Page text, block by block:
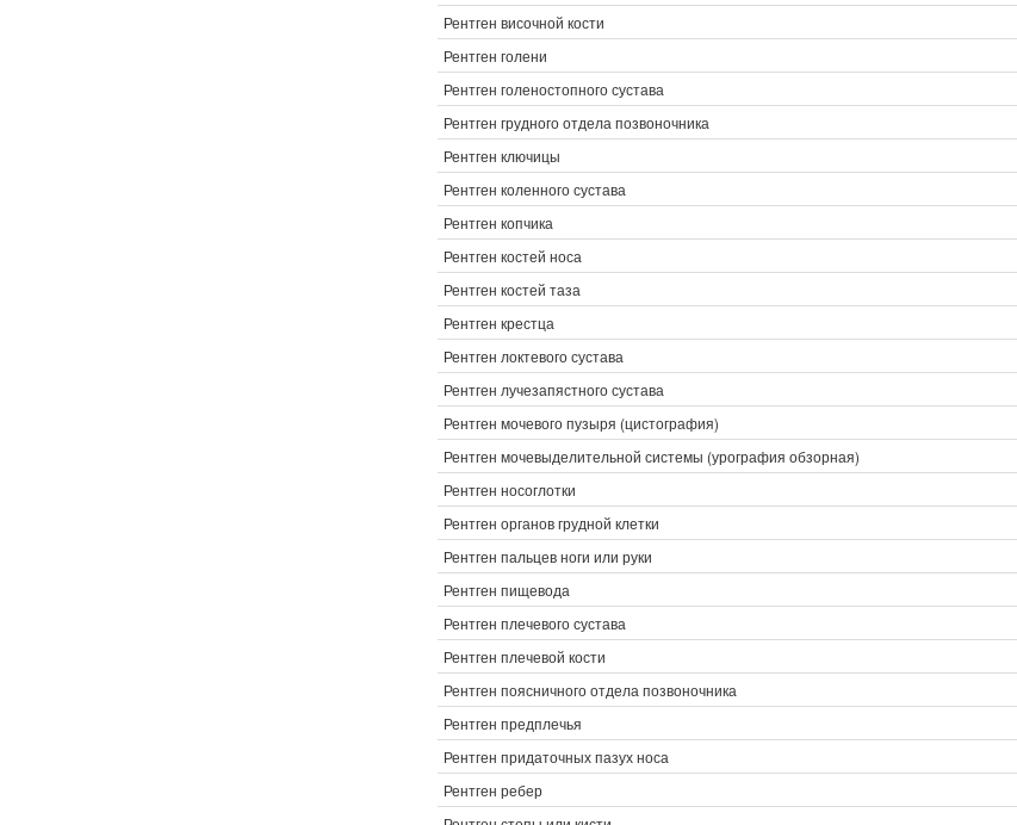
Рентген височной кости
Рентген голени
Рентген голеностопного сустава
Рентген грудного отдела позвоночника
Рентген ключицы
Рентген коленного сустава
Рентген копчика
Рентген костей носа
Рентген костей таза
Рентген крестца
Рентген локтевого сустава
Рентген лучезапястного сустава
Рентген мочевого пузыря (цистография)
Рентген мочевыделительной системы (урография обзорная)
Рентген носоглотки
Рентген органов грудной клетки
Рентген пальцев ноги или руки
Рентген пищевода
Рентген плечевого сустава
Рентген плечевой кости
Рентген поясничного отдела позвоночника
Рентген предплечья
Рентген придаточных пазух носа
Рентген ребер